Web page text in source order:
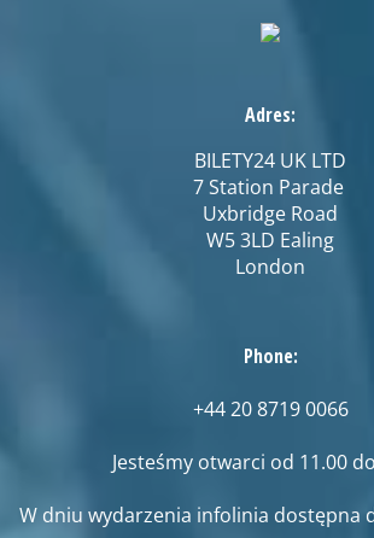
Adres:
BILETY24 UK LTD
7 Station Parade
Uxbridge Road
W5 3LD Ealing
London
Phone:
+44 20 8719 0066
Jesteśmy otwarci od 11.00
W dniu wydarzenia infolinia dostępna